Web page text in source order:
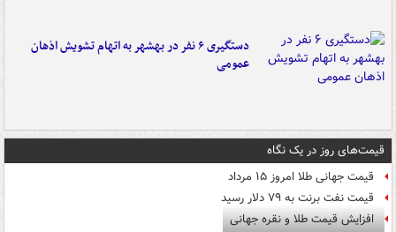
دستگیری ۶ نفر در بهشهر به اتهام تشویش اذهان
عمومی
قیمت‌های روز در یک نگاه
قیمت جهانی طلا امروز ۱۵ مرداد
قیمت نفت برنت به ۷۹ دلار رسید
افزایش قیمت طلا و نقره جهانی